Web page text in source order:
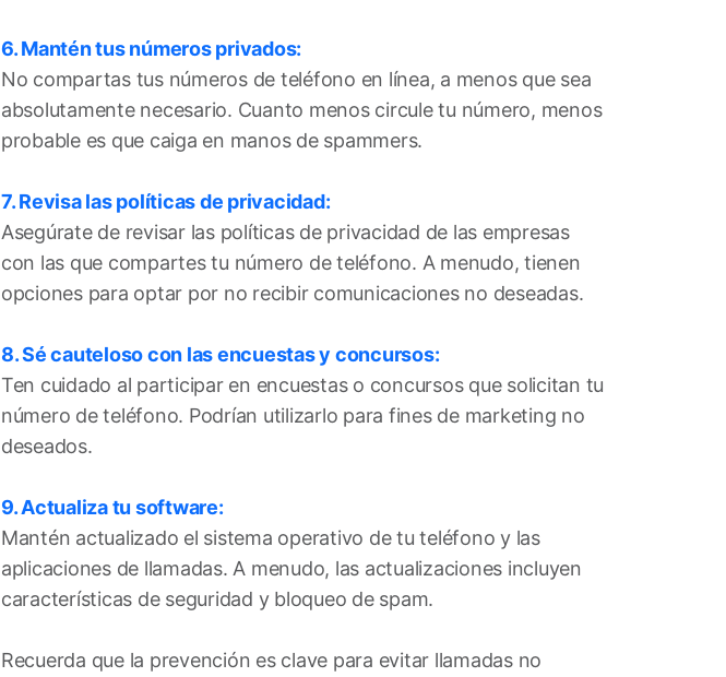
6. Mantén tus números privados:
No compartas tus números de teléfono en línea, a menos que sea
absolutamente necesario. Cuanto menos circule tu número, menos
probable es que caiga en manos de spammers.
7. Revisa las políticas de privacidad:
Asegúrate de revisar las políticas de privacidad de las empresas
con las que compartes tu número de teléfono. A menudo, tienen
opciones para optar por no recibir comunicaciones no deseadas.
8. Sé cauteloso con las encuestas y concursos:
Ten cuidado al participar en encuestas o concursos que solicitan tu
número de teléfono. Podrían utilizarlo para fines de marketing no
deseados.
9. Actualiza tu software:
Mantén actualizado el sistema operativo de tu teléfono y las
aplicaciones de llamadas. A menudo, las actualizaciones incluyen
características de seguridad y bloqueo de spam.
Recuerda que la prevención es clave para evitar llamadas no